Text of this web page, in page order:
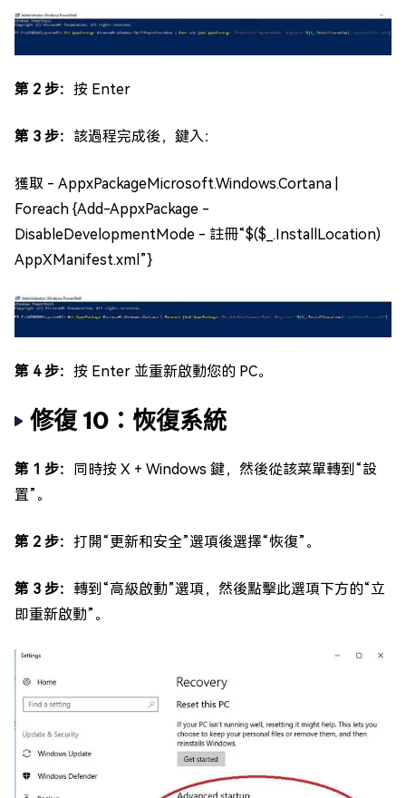
第 2 步： 按 Enter
第 3 步： 該過程完成後，鍵入：
獲取 - AppxPackageMicrosoft.Windows.Cortana |
Foreach {Add-AppxPackage -
DisableDevelopmentMode - 註冊“$($_.InstallLocation)
AppXManifest.xml”}
第 4 步： 按 Enter 並重新啟動您的 PC。
修復 10：恢復系統
第 1 步：
同時按 X + Windows 鍵，然後從該菜單轉到“設
置”。
第 2 步： 打開“更新和安全”選項後選擇“恢復”。
第 3 步： 轉到“高級啟動”選項，然後點擊此選項下方的“立
即重新啟動”。